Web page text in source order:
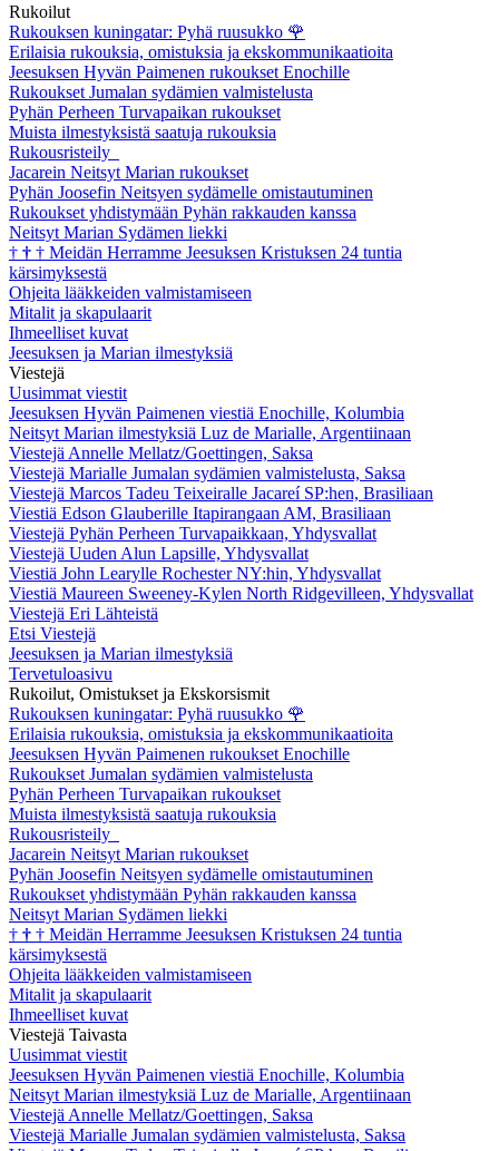
Rukoilut
Rukouksen kuningatar: Pyhä ruusukko 🌹
Erilaisia rukouksia, omistuksia ja ekskommunikaatioita
Jeesuksen Hyvän Paimenen rukoukset Enochille
Rukoukset Jumalan sydämien valmistelusta
Pyhän Perheen Turvapaikan rukoukset
Muista ilmestyksistä saatuja rukouksia
Rukousristeily
Jacarein Neitsyt Marian rukoukset
Pyhän Joosefin Neitsyen sydämelle omistautuminen
Rukoukset yhdistymään Pyhän rakkauden kanssa
Neitsyt Marian Sydämen liekki
† † † Meidän Herramme Jeesuksen Kristuksen 24 tuntia
kärsimyksestä
Ohjeita lääkkeiden valmistamiseen
Mitalit ja skapulaarit
Ihmeelliset kuvat
Jeesuksen ja Marian ilmestyksiä
Viestejä
Uusimmat viestit
Jeesuksen Hyvän Paimenen viestiä Enochille, Kolumbia
Neitsyt Marian ilmestyksiä Luz de Marialle, Argentiinaan
Viestejä Annelle Mellatz/Goettingen, Saksa
Viestejä Marialle Jumalan sydämien valmistelusta, Saksa
Viestejä Marcos Tadeu Teixeiralle Jacareí SP:hen, Brasiliaan
Viestiä Edson Glauberille Itapirangaan AM, Brasiliaan
Viestejä Pyhän Perheen Turvapaikkaan, Yhdysvallat
Viestejä Uuden Alun Lapsille, Yhdysvallat
Viestiä John Learylle Rochester NY:hin, Yhdysvallat
Viestiä Maureen Sweeney-Kylen North Ridgevilleen, Yhdysvallat
Viestejä Eri Lähteistä
Etsi Viestejä
Jeesuksen ja Marian ilmestyksiä
Tervetuloasivu
Rukoilut, Omistukset ja Ekskorsismit
Rukouksen kuningatar: Pyhä ruusukko 🌹
Erilaisia rukouksia, omistuksia ja ekskommunikaatioita
Jeesuksen Hyvän Paimenen rukoukset Enochille
Rukoukset Jumalan sydämien valmistelusta
Pyhän Perheen Turvapaikan rukoukset
Muista ilmestyksistä saatuja rukouksia
Rukousristeily
Jacarein Neitsyt Marian rukoukset
Pyhän Joosefin Neitsyen sydämelle omistautuminen
Rukoukset yhdistymään Pyhän rakkauden kanssa
Neitsyt Marian Sydämen liekki
† † † Meidän Herramme Jeesuksen Kristuksen 24 tuntia
kärsimyksestä
Ohjeita lääkkeiden valmistamiseen
Mitalit ja skapulaarit
Ihmeelliset kuvat
Viestejä Taivasta
Uusimmat viestit
Jeesuksen Hyvän Paimenen viestiä Enochille, Kolumbia
Neitsyt Marian ilmestyksiä Luz de Marialle, Argentiinaan
Viestejä Annelle Mellatz/Goettingen, Saksa
Viestejä Marialle Jumalan sydämien valmistelusta, Saksa